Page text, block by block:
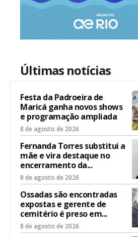
Últimas notícias
Festa da Padroeira de
Maricá ganha novos shows
e programação ampliada
8 de agosto de 2026
Fernanda Torres substitui a
mãe e vira destaque no
encerramento da...
8 de agosto de 2026
Ossadas são encontradas
expostas e gerente de
cemitério é preso em...
8 de agosto de 2026